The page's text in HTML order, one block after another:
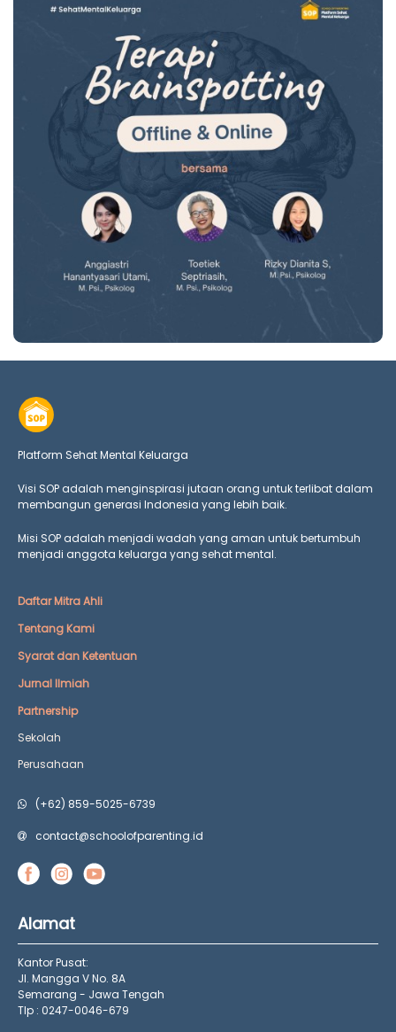
Platform Sehat Mental Keluarga
Visi SOP adalah menginspirasi jutaan orang untuk terlibat dalam
membangun generasi Indonesia yang lebih baik.
Misi SOP adalah menjadi wadah yang aman untuk bertumbuh
menjadi anggota keluarga yang sehat mental.
Daftar Mitra Ahli
Tentang Kami
Syarat dan Ketentuan
Jurnal Ilmiah
Partnership
Sekolah
Perusahaan
(+62) 859-5025-6739
contact@schoolofparenting.id
Alamat
Kantor Pusat:
Jl. Mangga V No. 8A
Semarang - Jawa Tengah
Tlp : 0247-0046-679